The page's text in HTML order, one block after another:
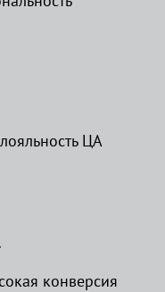
ЦА
конверсия